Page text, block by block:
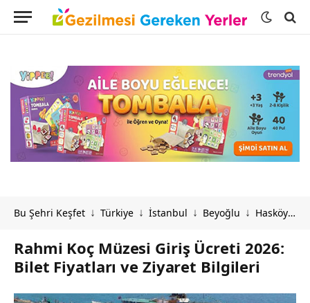
Bu Şehri Keşfet ↓ Türkiye ↓ İstanbul ↓ Beyoğlu ↓ Hasköy ↓
Rahmi Koç Müzesi Giriş Ücreti 2026:
Bilet Fiyatları ve Ziyaret Bilgileri